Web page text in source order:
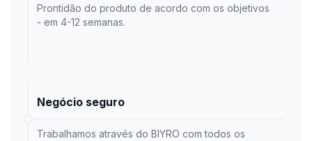
Prontidão do produto de acordo com os objetivos
- em 4-12 semanas.
Negócio seguro
Trabalhamos através do BIYRO com todos os